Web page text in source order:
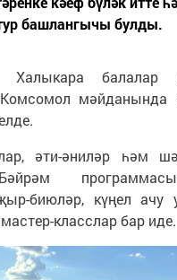
башлангычы булды.
балалар
мәйданында
әти-әниләр һәм
биюләр, күңел ачу
класслар бар иде.